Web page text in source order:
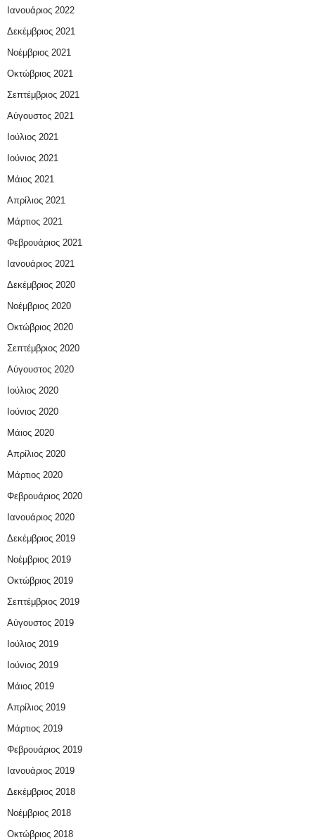
Ιανουάριος 2022
Δεκέμβριος 2021
Νοέμβριος 2021
Οκτώβριος 2021
Σεπτέμβριος 2021
Αύγουστος 2021
Ιούλιος 2021
Ιούνιος 2021
Μάιος 2021
Απρίλιος 2021
Μάρτιος 2021
Φεβρουάριος 2021
Ιανουάριος 2021
Δεκέμβριος 2020
Νοέμβριος 2020
Οκτώβριος 2020
Σεπτέμβριος 2020
Αύγουστος 2020
Ιούλιος 2020
Ιούνιος 2020
Μάιος 2020
Απρίλιος 2020
Μάρτιος 2020
Φεβρουάριος 2020
Ιανουάριος 2020
Δεκέμβριος 2019
Νοέμβριος 2019
Οκτώβριος 2019
Σεπτέμβριος 2019
Αύγουστος 2019
Ιούλιος 2019
Ιούνιος 2019
Μάιος 2019
Απρίλιος 2019
Μάρτιος 2019
Φεβρουάριος 2019
Ιανουάριος 2019
Δεκέμβριος 2018
Νοέμβριος 2018
Οκτώβριος 2018